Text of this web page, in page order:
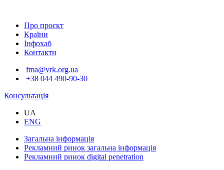
Про проєкт
Країни
Інфохаб
Контакти
fma@vrk.org.ua
+38 044 490-90-30
Консультація
UA
ENG
Загальна інформація
Рекламний ринок загальна інформація
Рекламний ринок digital penetration